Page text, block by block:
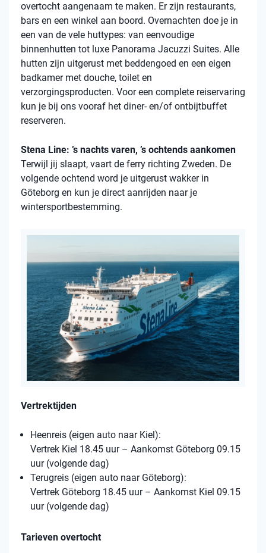
overtocht aangenaam te maken. Er zijn restaurants,
bars en een winkel aan boord. Overnachten doe je in
een van de vele huttypes: van eenvoudige
binnenhutten tot luxe Panorama Jacuzzi Suites. Alle
hutten zijn uitgerust met beddengoed en een eigen
badkamer met douche, toilet en
verzorgingsproducten. Voor een complete reiservaring
kun je bij ons vooraf het diner- en/of ontbijtbuffet
reserveren.
Stena Line: ’s nachts varen, ’s ochtends aankomen
Terwijl jij slaapt, vaart de ferry richting Zweden. De
volgende ochtend word je uitgerust wakker in
Göteborg en kun je direct aanrijden naar je
wintersportbestemming.
Vertrektijden
Heenreis (eigen auto naar Kiel):
Vertrek Kiel 18.45 uur – Aankomst Göteborg 09.15
uur (volgende dag)
Terugreis (eigen auto naar Göteborg):
Vertrek Göteborg 18.45 uur – Aankomst Kiel 09.15
uur (volgende dag)
Tarieven overtocht